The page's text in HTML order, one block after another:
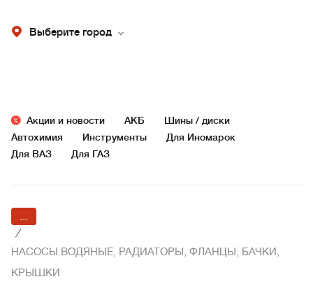
Выберите город
Акции и новости АКБ
Шины / диски
Автохимия
Инструменты
Для Иномарок
Для ВАЗ
Для ГАЗ
...
/
НАСОСЫ ВОДЯНЫЕ, РАДИАТОРЫ, ФЛАНЦЫ, БАЧКИ,
КРЫШКИ